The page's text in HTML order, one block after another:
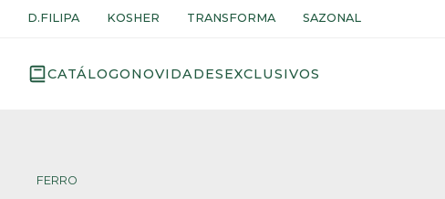
D.FILIPA KOSHER TRANSFORMA SAZONAL
CATÁLOGONOVIDADESEXCLUSIVOS
FERRO